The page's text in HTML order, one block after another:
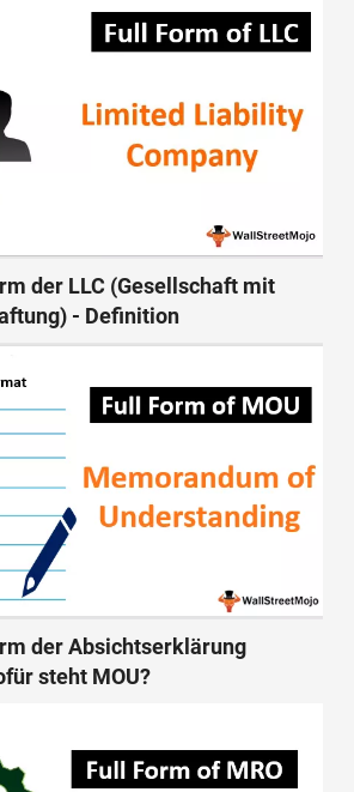
der LLC (Gesellschaft mit
- Definition
der Absichtserklärung
steht MOU?